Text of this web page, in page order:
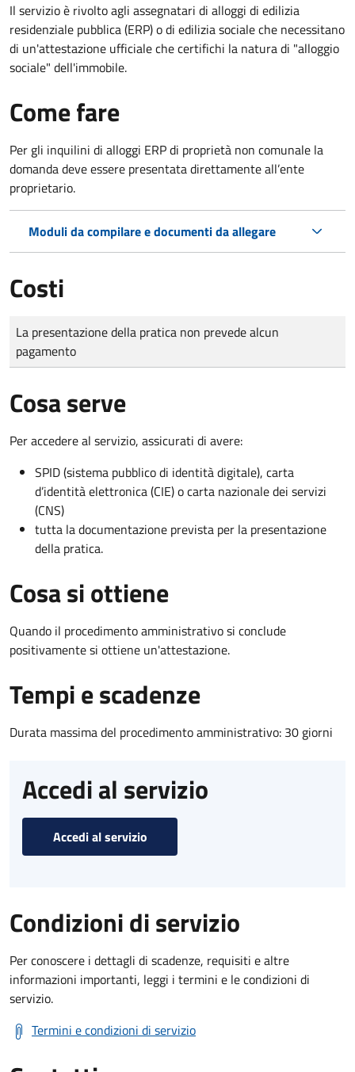
Il servizio è rivolto agli assegnatari di alloggi di edilizia
residenziale pubblica (ERP) o di edilizia sociale che necessitano
di un'attestazione ufficiale che certifichi la natura di "alloggio
sociale" dell'immobile.
Come fare
Per gli inquilini di alloggi ERP di proprietà non comunale la
domanda deve essere presentata direttamente all’ente
proprietario.
Moduli da compilare e documenti da allegare
Costi
Tipo di pagamento
Importo
La presentazione della pratica non prevede alcun
pagamento
Cosa serve
Per accedere al servizio, assicurati di avere:
SPID (sistema pubblico di identità digitale), carta
d’identità elettronica (CIE) o carta nazionale dei servizi
(CNS)
tutta la documentazione prevista per la presentazione
della pratica.
Cosa si ottiene
Quando il procedimento amministrativo si conclude
positivamente si ottiene un'attestazione.
Tempi e scadenze
Durata massima del procedimento amministrativo: 30 giorni
Accedi al servizio
Accedi al servizio
Condizioni di servizio
Per conoscere i dettagli di scadenze, requisiti e altre
informazioni importanti, leggi i termini e le condizioni di
servizio.
Termini e condizioni di servizio